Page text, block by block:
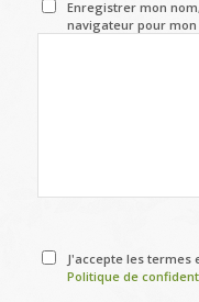
Enregistrer mon
navigateur pour
J'accepte les termes
Politique de